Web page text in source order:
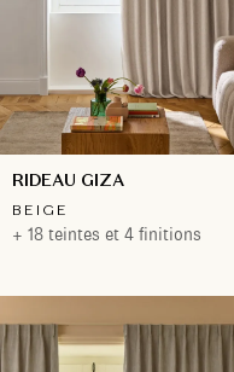
RIDEAU GIZA
BEIGE
+ 18 teintes et 4 finitions